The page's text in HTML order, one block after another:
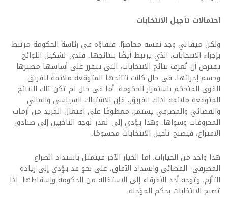
احتمالات تأجيل الانتخابات
ولكن ميقاتي وجد نفسه محاصرًا. فبقاؤه في رئاسة الحكومة مرتبط
بإجراء الانتخابات، الذي يرتبط أيضًا بنتائجها. فلدى تشكيل اللوائح
يفترض أن تُعرف نتائج الانتخابات، التي يتقرر على أساسها مصيرها
وحسم إجرائها، في حال كانت نتائجها المتوقعة ملائمة للفريق
القوي المتحكم باستمرار الحكومة. أما في حال لم تكن تلك النتائج
المتوقعة ملائمة لذاك الفريق، فإن الاشتباك السياسي والمالي
والقضائي والمصرفي يستمر، معطوفًا على افتعال المزيد من أزمات
المحروقات وسواها. وهذا يؤدي إلى تعذر توجه الناخبين إلى صنادق
الاقتراع، فيصبح تأجيل الانتخابات محسومًا.
هذا واحد من الخيارات. أما الخيار الآخر فيتمثل باشتداد الصراع
المصرفي- القضائي وانسداد الآفاق، على نحو قد يؤدي إلى زيادة
التأزم، وتوجه أحد الأفرقاء إلى الاستقالة من الحكومة وإسقاطها. لذا
تصبح الانتخابات بحكم المؤجلة.